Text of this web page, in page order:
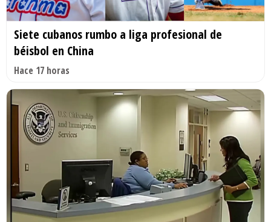
Siete cubanos rumbo a liga profesional de
béisbol en China
Hace 17 horas